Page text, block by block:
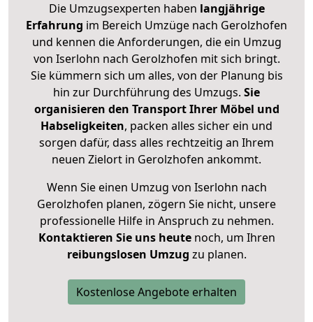
Die Umzugsexperten haben langjährige
Erfahrung im Bereich Umzüge nach Gerolzhofen
und kennen die Anforderungen, die ein Umzug
von Iserlohn nach Gerolzhofen mit sich bringt.
Sie kümmern sich um alles, von der Planung bis
hin zur Durchführung des Umzugs. Sie
organisieren den Transport Ihrer Möbel und
Habseligkeiten, packen alles sicher ein und
sorgen dafür, dass alles rechtzeitig an Ihrem
neuen Zielort in Gerolzhofen ankommt.
Wenn Sie einen Umzug von Iserlohn nach
Gerolzhofen planen, zögern Sie nicht, unsere
professionelle Hilfe in Anspruch zu nehmen.
Kontaktieren Sie uns heutenoch, um Ihren
reibungslosen Umzug zu planen.
Kostenlose Angebote erhalten